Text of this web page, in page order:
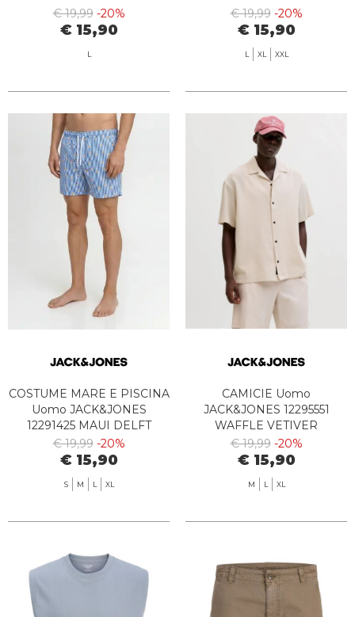
BLUE
€ 19,99 -20%
€ 15,90
L
BLAZER
€ 19,99 -20%
€ 15,90
L XL XXL
COSTUME MARE E PISCINA
Uomo JACK&JONES
12291425 MAUI DELFT
€ 19,99 -20%
€ 15,90
S M L XL
CAMICIE Uomo
JACK&JONES 12295551
WAFFLE VETIVER
€ 19,99 -20%
€ 15,90
M L XL